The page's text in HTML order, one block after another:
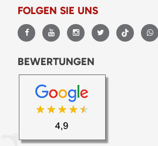
FOLGEN SIE UNS
BEWERTUNGEN